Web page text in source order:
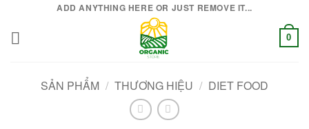
nội
ADD ANYTHING HERE OR JUST REMOVE IT...
0
SẢN PHẨM / THƯƠNG HIỆU / DIET FOOD